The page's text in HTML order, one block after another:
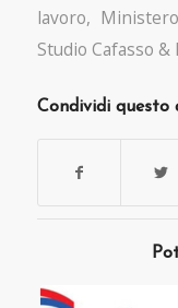
lavoro,
Studio Cafasso &
Condividi questo